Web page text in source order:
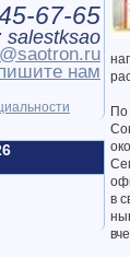
67-65
salestksao
нам
По
в